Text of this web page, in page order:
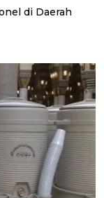
di Daerah